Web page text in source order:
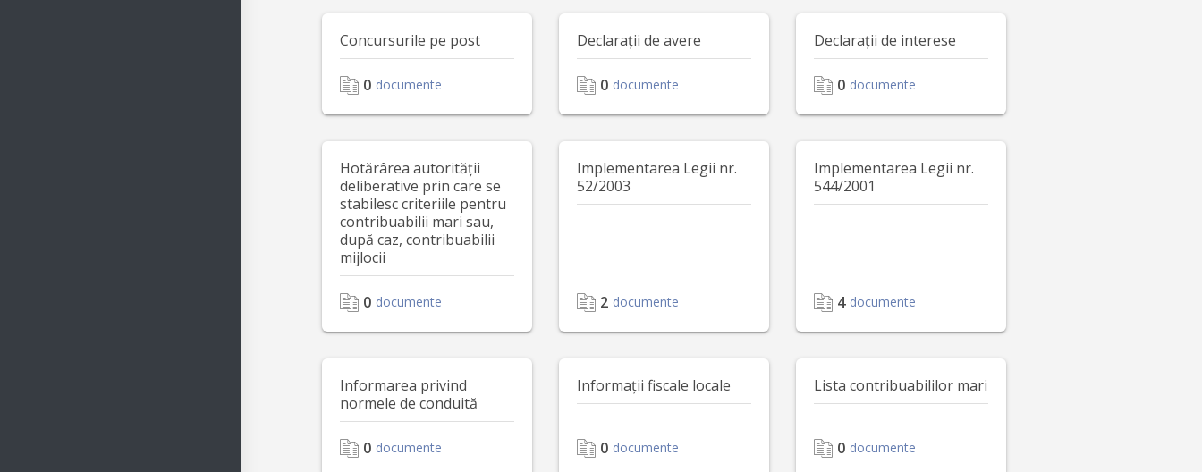
Concursurile pe post
0 documente
Declarații de avere
0 documente
Declarații de interese
0 documente
Hotărârea autorității
deliberative prin care se
stabilesc criteriile pentru
contribuabilii mari sau,
după caz, contribuabilii
mijlocii
0 documente
Implementarea Legii nr.
52/2003
2 documente
Implementarea Legii nr.
544/2001
4 documente
Informarea privind
normele de conduită
0 documente
Informații fiscale locale
0 documente
Lista contribuabililor mari
0 documente